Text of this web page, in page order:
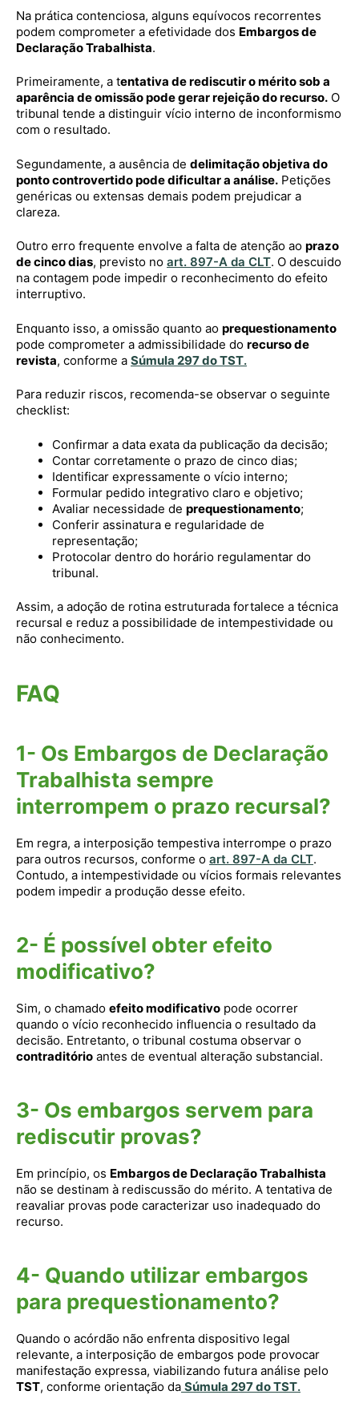
Na prática contenciosa, alguns equívocos recorrentes
podem comprometer a efetividade dos Embargos de
Declaração Trabalhista.
Primeiramente, a tentativa de rediscutir o mérito sob a
aparência de omissão pode gerar rejeição do recurso. O
tribunal tende a distinguir vício interno de inconformismo
com o resultado.
Segundamente, a ausência de delimitação objetiva do
ponto controvertido pode dificultar a análise. Petições
genéricas ou extensas demais podem prejudicar a
clareza.
Outro erro frequente envolve a falta de atenção ao prazo
de cinco dias, previsto no art. 897-A da CLT. O descuido
na contagem pode impedir o reconhecimento do efeito
interruptivo.
Enquanto isso, a omissão quanto ao prequestionamento
pode comprometer a admissibilidade do recurso de
revista, conforme a Súmula 297 do TST.
Para reduzir riscos, recomenda-se observar o seguinte
checklist:
Confirmar a data exata da publicação da decisão;
Contar corretamente o prazo de cinco dias;
Identificar expressamente o vício interno;
Formular pedido integrativo claro e objetivo;
Avaliar necessidade de prequestionamento;
Conferir assinatura e regularidade de
representação;
Protocolar dentro do horário regulamentar do
tribunal.
Assim, a adoção de rotina estruturada fortalece a técnica
recursal e reduz a possibilidade de intempestividade ou
não conhecimento.
FAQ
1- Os Embargos de Declaração
Trabalhista sempre
interrompem o prazo recursal?
Em regra, a interposição tempestiva interrompe o prazo
para outros recursos, conforme o art. 897-A da CLT.
Contudo, a intempestividade ou vícios formais relevantes
podem impedir a produção desse efeito.
2- É possível obter efeito
modificativo?
Sim, o chamado efeito modificativo pode ocorrer
quando o vício reconhecido influencia o resultado da
decisão. Entretanto, o tribunal costuma observar o
contraditório antes de eventual alteração substancial.
3- Os embargos servem para
rediscutir provas?
Em princípio, os Embargos de Declaração Trabalhista
não se destinam à rediscussão do mérito. A tentativa de
reavaliar provas pode caracterizar uso inadequado do
recurso.
4- Quando utilizar embargos
para prequestionamento?
Quando o acórdão não enfrenta dispositivo legal
relevante, a interposição de embargos pode provocar
manifestação expressa, viabilizando futura análise pelo
TST, conforme orientação da Súmula 297 do TST.